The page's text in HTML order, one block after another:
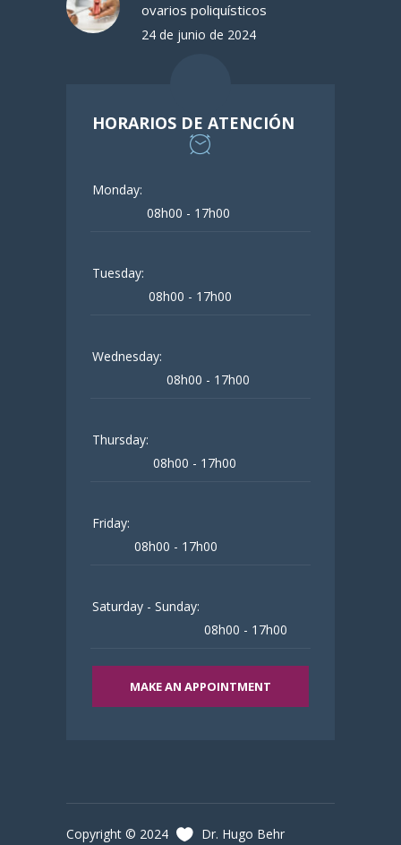
ovarios poliquísticos
24 de junio de 2024
HORARIOS DE ATENCIÓN
Monday:
08h00 - 17h00
Tuesday:
08h00 - 17h00
Wednesday:
08h00 - 17h00
Thursday:
08h00 - 17h00
Friday:
08h00 - 17h00
Saturday - Sunday:
08h00 - 17h00
MAKE AN APPOINTMENT
Copyright © 2024 Dr. Hugo Behr